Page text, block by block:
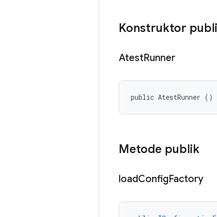
Konstruktor
AtestRunner
public AtestRunner ()
Metode publik
loadConfigFactory